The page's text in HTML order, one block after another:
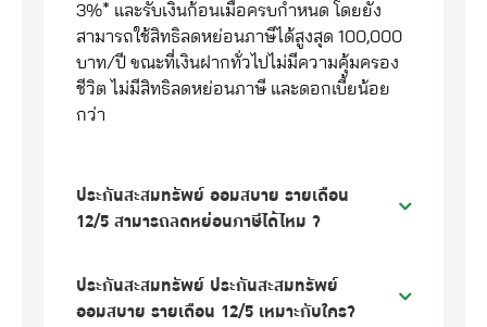
3%* และรับเงินก้อนเมื่อครบกำหนด โดยยัง
สามารถใช้สิทธิลดหย่อนภาษีได้สูงสุด 100,000
บาท/ปี ขณะที่เงินฝากทั่วไปไม่มีความคุ้มครอง
ชีวิต ไม่มีสิทธิลดหย่อนภาษี และดอกเบี้ยน้อย
กว่า
ประกันสะสมทรัพย์ ออมสบาย รายเดือน
12/5 สามารถลดหย่อนภาษีได้ไหม ?
ประกันสะสมทรัพย์ ประกันสะสมทรัพย์
ออมสบาย รายเดือน 12/5 เหมาะกับใคร?